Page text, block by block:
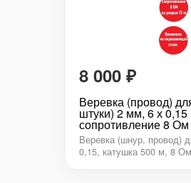
8 000 ₽
Веревка (провод)
штуки) 2 мм, 6 х
сопротивление 8 Ом
Веревка (шнур, провод)
0,15, катушка 500 м, 8